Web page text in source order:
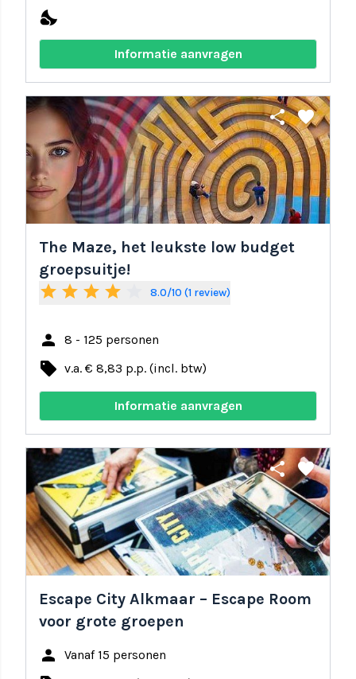
nights_stay
Informatie aanvragen
share favorite
The Maze, het leukste low budget
groepsuitje!
star star star star 8.0/10 (1 review)
person 8 - 125 personen
local_offer v.a. € 8,83 p.p. (incl. btw)
Informatie aanvragen
share favorite
Escape City Alkmaar – Escape Room
voor grote groepen
person Vanaf 15 personen